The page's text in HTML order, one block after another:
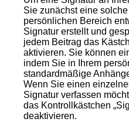
Sie zunächst eine
persönlichen Bereich
Signatur erstellt und
jedem Beitrag das
aktivieren. Sie können
indem Sie in Ihrem
standardmäßige
Wenn Sie einen
Signatur verfassen
das Kontrollkästchen
deaktivieren.